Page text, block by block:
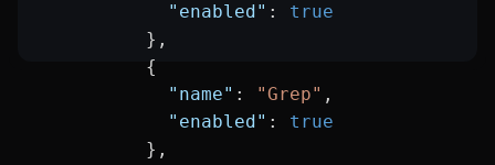
            "enabled"
: true
          },
          {
            "name"
: "Grep" ,
            "enabled"
: true
          },